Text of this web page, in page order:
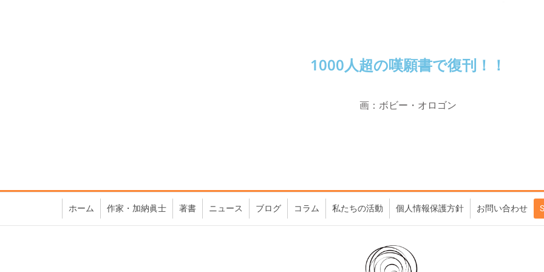
1000人超の嘆願書で復刊！！
画：ボビー・オロゴン
ホーム 作家・加納眞士 著書 ニュース ブログ コラム 私たちの活動 個人情報保護方針 お問い合わせ